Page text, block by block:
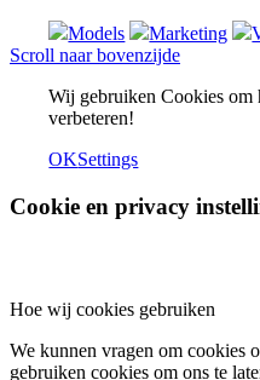
Models Marketing
Scroll naar bovenzijde
Wij gebruiken Cookies
verbeteren!
OKSettings
Cookie en privacy
Hoe wij cookies gebruiken
We kunnen vragen om cookies
gebruiken cookies om ons te